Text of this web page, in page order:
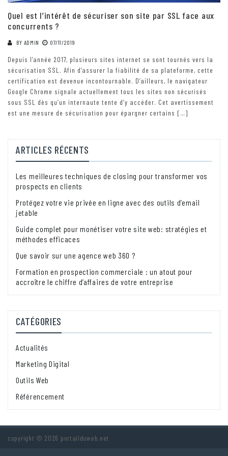
Quel est l’intérêt de sécuriser son site par SSL face aux
concurrents ?
BY ADMIN 07/11/2019
Depuis l’année 2017, plusieurs sites internet se sont tournés vers la
sécurisation SSL. Afin d’assurer la fiabilité de sa plateforme, cette
certification est devenue incontournable. D’ailleurs, le navigateur
Google Chrome signale actuellement tous les sites non sécurisés
sous SSL dès qu’un internaute tente d’y accéder. Cet avertissement
est une mesure de sécurisation pour épargner certains […]
ARTICLES RÉCENTS
Les meilleures techniques de closing pour transformer vos
prospects en clients
Protégez votre vie privée en ligne avec des outils d’email
jetable
Guide complet pour monétiser votre site web: stratégies et
méthodes efficaces
Que savoir sur une agence web 360 ?
Formation en prospection commerciale : un atout pour
accroître le chiffre d’affaires de votre entreprise
CATÉGORIES
Actualités
Marketing Digital
Outils Web
Référencement
copyright © 2026 portailduweb.net